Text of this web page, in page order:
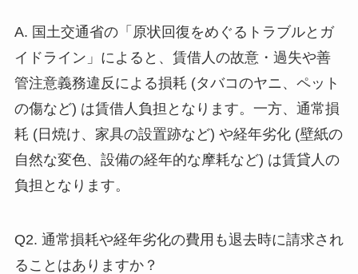
A. 国土交通省の「原状回復をめぐるトラブルとガ
イドライン」によると、賃借人の故意・過失や善
管注意義務違反による損耗 (タバコのヤニ、ペット
の傷など) は賃借人負担となります。一方、通常損
耗 (日焼け、家具の設置跡など) や経年劣化 (壁紙の
自然な変色、設備の経年的な摩耗など) は賃貸人の
負担となります。
Q2. 通常損耗や経年劣化の費用も退去時に請求され
ることはありますか？